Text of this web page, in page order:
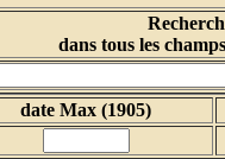
dans tous les
date Max (1905)